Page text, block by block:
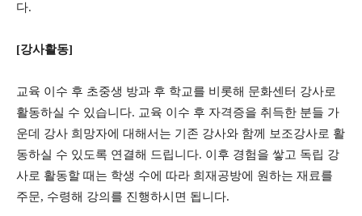
다.
[강사활동]
교육 이수 후 초중생 방과 후 학교를 비롯해 문화센터 강사로
활동하실 수 있습니다. 교육 이수 후 자격증을 취득한 분들 가
운데 강사 희망자에 대해서는 기존 강사와 함께 보조강사로 활
동하실 수 있도록 연결해 드립니다. 이후 경험을 쌓고 독립 강
사로 활동할 때는 학생 수에 따라 희재공방에 원하는 재료를
주문, 수령해 강의를 진행하시면 됩니다.